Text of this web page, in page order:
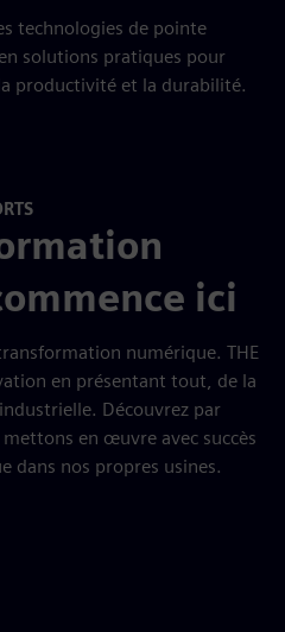
technologies de pointe
solutions pratiques pour
productivité et la durabilité.
ici
numérique. THE
en présentant tout, de la
Découvrez par
en œuvre avec succès
dans nos propres usines.